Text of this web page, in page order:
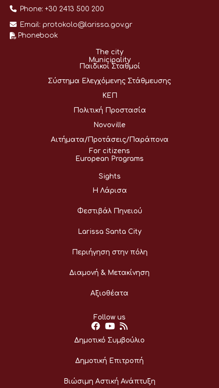
Phone: +30 2413 500 200
Email: protokolo@larissa.gov.gr
Phonebook
The city
Municipality
Παιδικοί Σταθμοί
Σύστημα Ελεγχόμενης Στάθμευσης
ΚΕΠ
Πολιτική Προστασία
Novoville
Αιτήματα/Προτάσεις/Παράπονα
For citizens
European Programs
Sights
Η Λάρισα
Φεστιβάλ Πηνειού
Larissa Santa City
Περιήγηση στην πόλη
Διαμονή & Μετακίνηση
Αξιοθέατα
Follow us
Δημοτικό Συμβούλιο
Δημοτική Επιτροπή
Βιώσιμη Αστική Ανάπτυξη